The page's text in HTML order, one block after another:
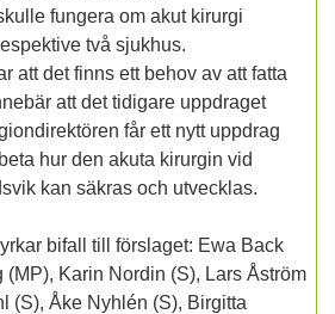
fungera om akut kirurgi
två sjukhus.
att det finns ett behov av att fatta
att det tidigare uppdraget
får ett nytt uppdrag
hur den akuta kirurgin vid
kan säkras och utvecklas.
bifall till förslaget: Ewa Back
(MP), Karin Nordin (S), Lars Åström
(S), Åke Nyhlén (S), Birgitta